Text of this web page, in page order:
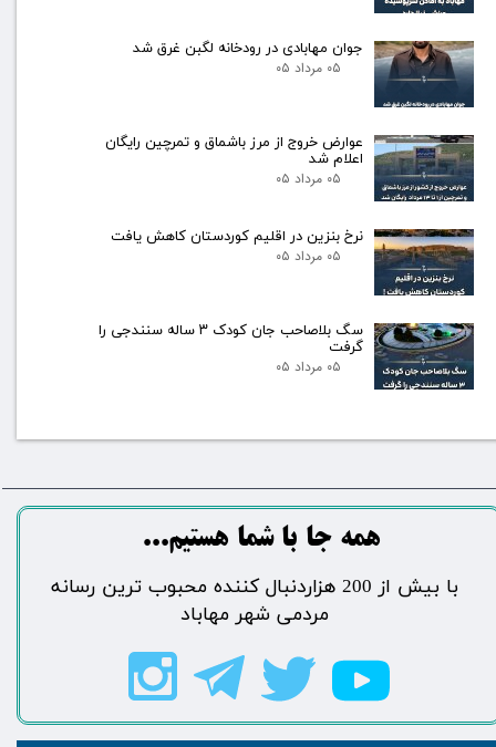
جوان مهابادی در رودخانه لگبن غرق شد
۰۵ مرداد ۰۵
عوارض خروج از مرز باشماق و تمرچین رایگان
اعلام شد
۰۵ مرداد ۰۵
نرخ بنزین در اقلیم کوردستان کاهش یافت
۰۵ مرداد ۰۵
سگ بلاصاحب جان کودک ۳ ساله سنندجی را
گرفت
۰۵ مرداد ۰۵
​​​همه جا با شما هستیم...​​​​​​​​​​​​​​
​با بیش از 200 هزاردنبال کننده محبوب ترین رسانه
مردمی شهر مهاباد​​​​​​​​​​​​​​